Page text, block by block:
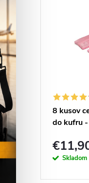
8 kusov
do kufru
Skladom